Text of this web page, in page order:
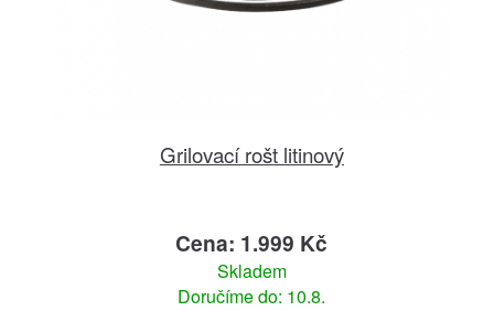
Grilovací rošt litinový
Cena: 1.999 Kč
Skladem
Doručíme do: 10.8.